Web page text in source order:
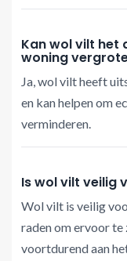
Kan wol vilt het
woning
Ja, wol vilt heeft
en kan helpen om
verminderen.
Is wol vilt veilig
Wol vilt is veilig
raden om ervoor
voortdurend aan